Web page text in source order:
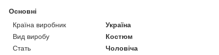
Основні
Країна виробник
Україна
Вид виробу
Костюм
Стать
Чоловіча